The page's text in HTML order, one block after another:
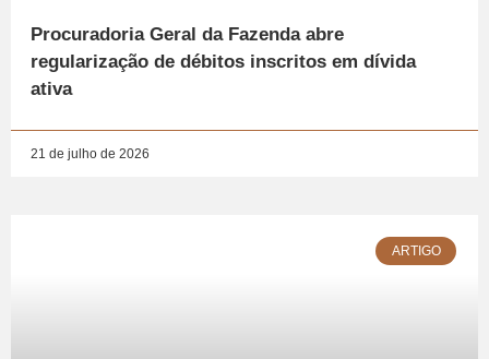
Procuradoria Geral da Fazenda abre
regularização de débitos inscritos em dívida
ativa
21 de julho de 2026
ARTIGO